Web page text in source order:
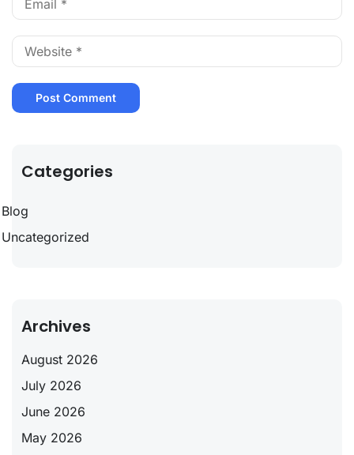
Categories
Blog
Uncategorized
Archives
August 2026
July 2026
June 2026
May 2026